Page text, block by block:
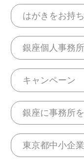
はがきをお持
銀座個人事務
キャンペーン
銀座に事務所
東京都中小企